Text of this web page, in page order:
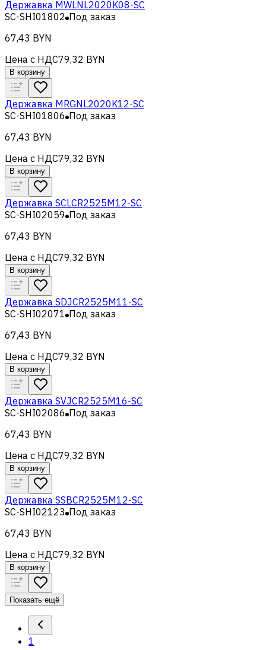
Державка MWLNL2020K08-SC
SC-SHI01802 Под заказ
67,43 BYN
Цена с НДС79,32 BYN
В корзину
Державка MRGNL2020K12-SC
SC-SHI01806 Под заказ
67,43 BYN
Цена с НДС79,32 BYN
В корзину
Державка SCLCR2525M12-SC
SC-SHI02059 Под заказ
67,43 BYN
Цена с НДС79,32 BYN
В корзину
Державка SDJCR2525M11-SC
SC-SHI02071 Под заказ
67,43 BYN
Цена с НДС79,32 BYN
В корзину
Державка SVJCR2525M16-SC
SC-SHI02086 Под заказ
67,43 BYN
Цена с НДС79,32 BYN
В корзину
Державка SSBCR2525M12-SC
SC-SHI02123 Под заказ
67,43 BYN
Цена с НДС79,32 BYN
В корзину
Показать ещё
1